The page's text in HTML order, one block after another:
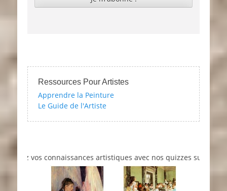
Ressources Pour Artistes
Apprendre la Peinture
Le Guide de l'Artiste
vos connaissances artistiques avec nos quizzes sur